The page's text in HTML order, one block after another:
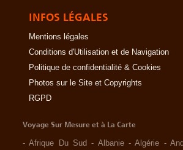
INFOS LÉGALES
Mentions légales
Conditions d'Utilisation et de Navigation
Politique de confidentialité & Cookies
Photos sur le Site et Copyrights
RGPD
Voyage Sur Mesure et à La Carte
-Afrique Du Sud - Albanie -Algérie -